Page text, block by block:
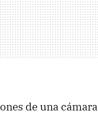
de una cámara